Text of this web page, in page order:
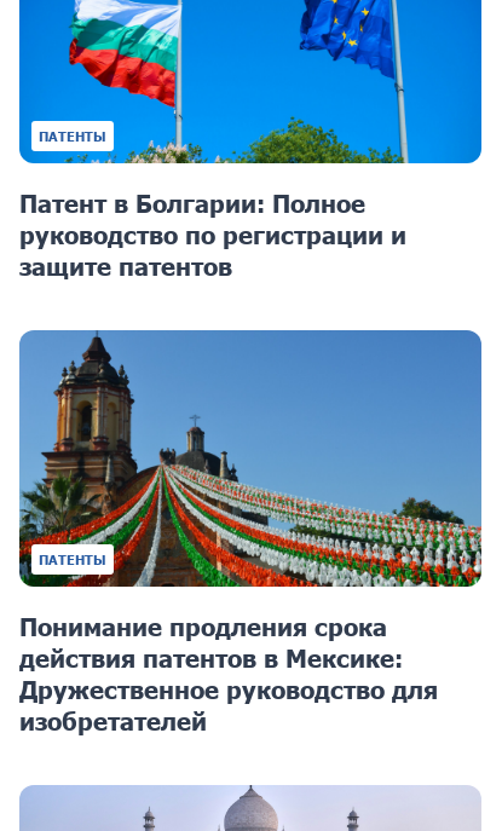
ПАТЕНТЫ
Патент в Болгарии: Полное
руководство по регистрации и
защите патентов
ПАТЕНТЫ
Понимание продления срока
действия патентов в Мексике:
Дружественное руководство для
изобретателей